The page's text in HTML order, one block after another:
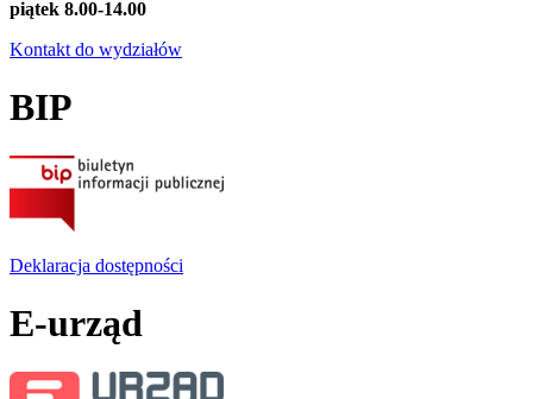
piątek 8.00-14.00
Kontakt do wydziałów
BIP
Deklaracja dostępności
E-urząd